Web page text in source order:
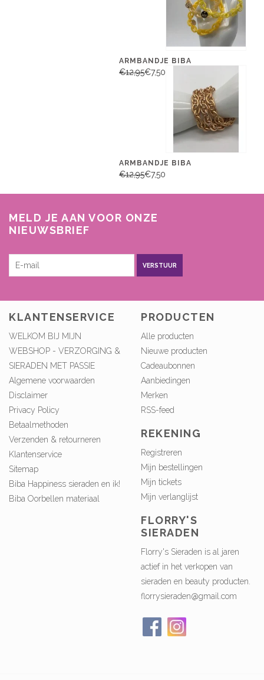
ARMBANDJE BIBA
€12,95€7,50
ARMBANDJE BIBA
€12,95€7,50
MELD JE AAN VOOR ONZE
NIEUWSBRIEF
VERSTUUR
KLANTENSERVICE
WELKOM BIJ MIJN
WEBSHOP - VERZORGING &
SIERADEN MET PASSIE
Algemene voorwaarden
Disclaimer
Privacy Policy
Betaalmethoden
Verzenden & retourneren
Klantenservice
Sitemap
Biba Happiness sieraden en ik!
Biba Oorbellen materiaal
PRODUCTEN
Alle producten
Nieuwe producten
Cadeaubonnen
Aanbiedingen
Merken
RSS-feed
REKENING
Registreren
Mijn bestellingen
Mijn tickets
Mijn verlanglijst
FLORRY'S
SIERADEN
Florry's Sieraden is al jaren
actief in het verkopen van
sieraden en beauty producten.
florrysieraden@gmail.com